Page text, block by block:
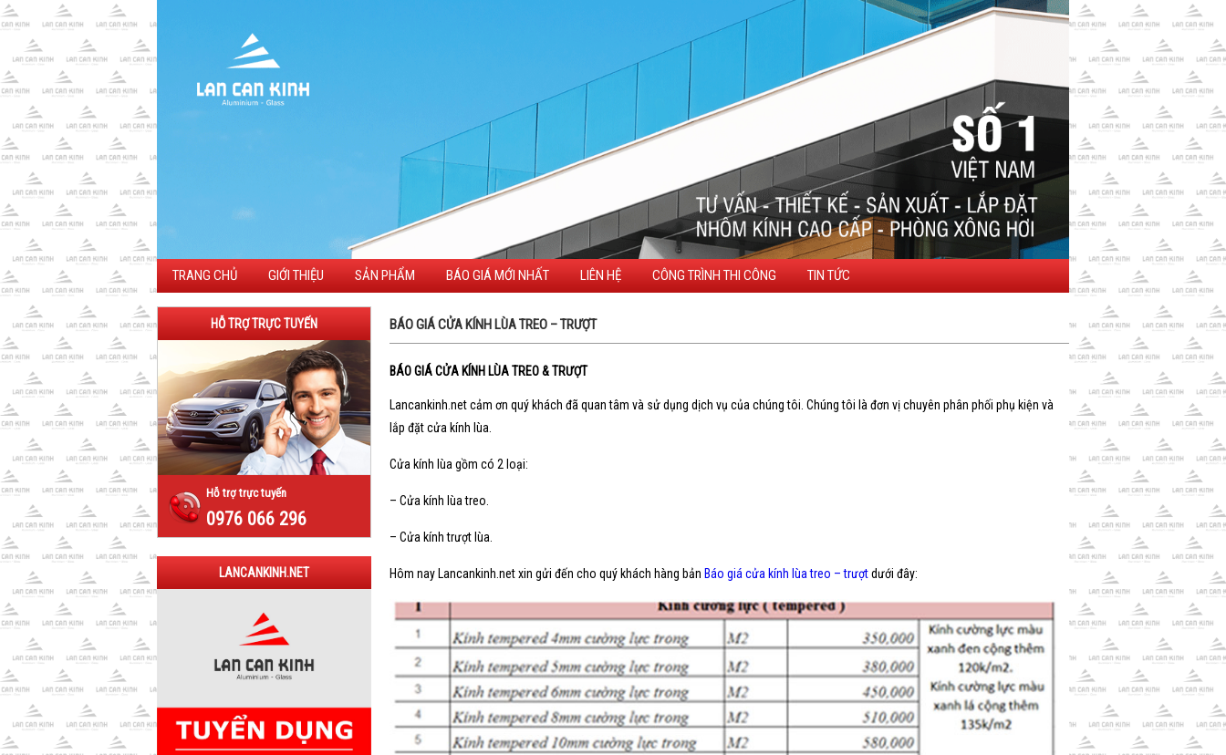
TRANG CHỦ GIỚI THIỆU SẢN PHẨM BÁO GIÁ MỚI NHẤT LIÊN HỆ CÔNG TRÌNH THI CÔNG TIN TỨC
BÁO GIÁ CỬA KÍNH LÙA TREO – TRƯỢT
BÁO GIÁ CỬA KÍNH LÙA TREO & TRƯỢT
Lancankinh.net cảm ơn quý khách đã quan tâm và sử dụng dịch vụ của chúng tôi. Chúng tôi là đơn vị chuyên phân phối phụ kiện và
lắp đặt cửa kính lùa.
Cửa kính lùa gồm có 2 loại:
– Cửa kính lùa treo.
– Cửa kính trượt lùa.
Hôm nay Lancankinh.net xin gửi đến cho quý khách hàng bản Báo giá cửa kính lùa treo – trượtdưới đây:
HỖ TRỢ TRỰC TUYẾN
Hỗ trợ trực tuyến
0976 066 296
LANCANKINH.NET